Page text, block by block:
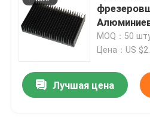
краски
MOQ：50
Цена：US
Лучшая цена